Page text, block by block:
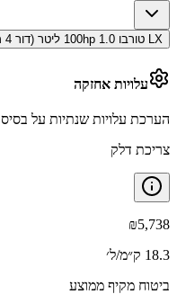
LX טורבו 100hp 1.0 ליטר (דור 4 מתיחת פנים)
עלויות אחזקה
הערכת עלויות שנתיות על בסיס 15,000 ק״מ בשנה
צריכת דלק
₪5,738
18.3 ק״מ/ל׳
ביטוח מקיף ממוצע